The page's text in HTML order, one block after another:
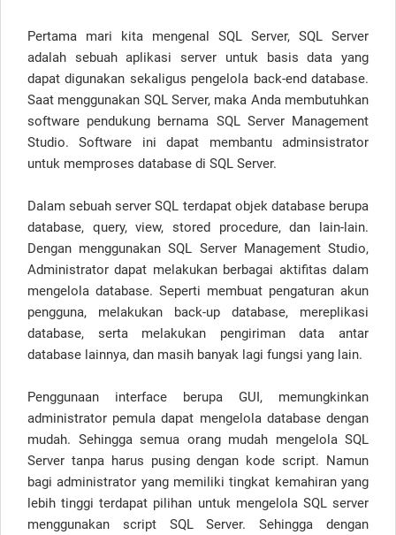
Pertama mari kita mengenal SQL Server, SQL Server
adalah sebuah aplikasi server untuk basis data yang
dapat digunakan sekaligus pengelola back-end database.
Saat menggunakan SQL Server, maka Anda membutuhkan
software pendukung bernama SQL Server Management
Studio. Software ini dapat membantu adminsistrator
untuk memproses database di SQL Server.
Dalam sebuah server SQL terdapat objek database berupa
database, query, view, stored procedure, dan lain-lain.
Dengan menggunakan SQL Server Management Studio,
Administrator dapat melakukan berbagai aktifitas dalam
mengelola database. Seperti membuat pengaturan akun
pengguna, melakukan back-up database, mereplikasi
database, serta melakukan pengiriman data antar
database lainnya, dan masih banyak lagi fungsi yang lain.
Penggunaan interface berupa GUI, memungkinkan
administrator pemula dapat mengelola database dengan
mudah. Sehingga semua orang mudah mengelola SQL
Server tanpa harus pusing dengan kode script. Namun
bagi administrator yang memiliki tingkat kemahiran yang
lebih tinggi terdapat pilihan untuk mengelola SQL server
menggunakan script SQL Server. Sehingga dengan